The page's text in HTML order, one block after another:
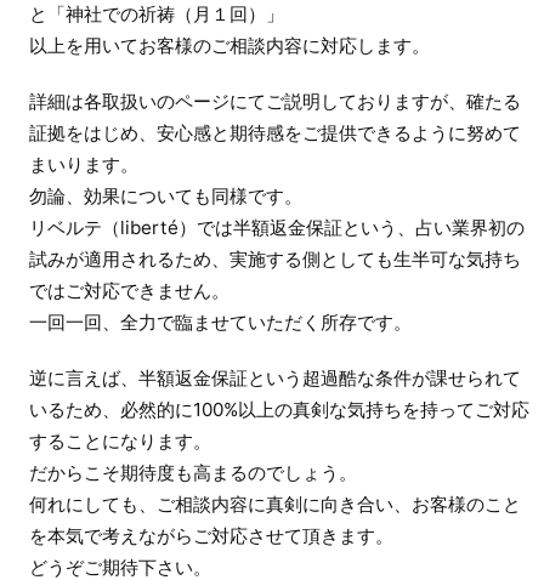
と「神社での祈祷（月１回）」
以上を用いてお客様のご相談内容に対応します。
詳細は各取扱いのページにてご説明しておりますが、確たる
証拠をはじめ、安心感と期待感をご提供できるように努めて
まいります。
勿論、効果についても同様です。
リベルテ（liberté）では半額返金保証という、占い業界初の
試みが適用されるため、実施する側としても生半可な気持ち
ではご対応できません。
一回一回、全力で臨ませていただく所存です。
逆に言えば、半額返金保証という超過酷な条件が課せられて
いるため、必然的に100%以上の真剣な気持ちを持ってご対応
することになります。
だからこそ期待度も高まるのでしょう。
何れにしても、ご相談内容に真剣に向き合い、お客様のこと
を本気で考えながらご対応させて頂きます。
どうぞご期待下さい。